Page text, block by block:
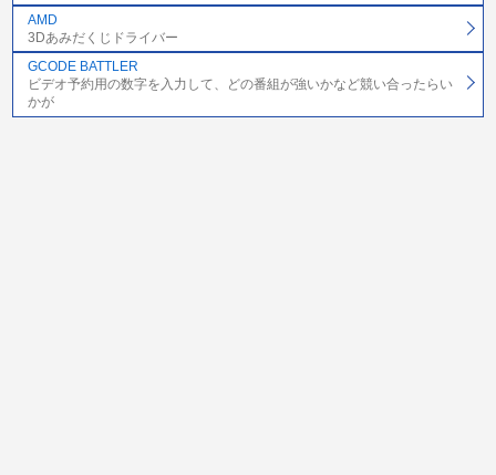
AMD
3Dあみだくじドライバー
GCODE BATTLER
ビデオ予約用の数字を入力して、どの番組が強いかなど競い合ったらい
かが